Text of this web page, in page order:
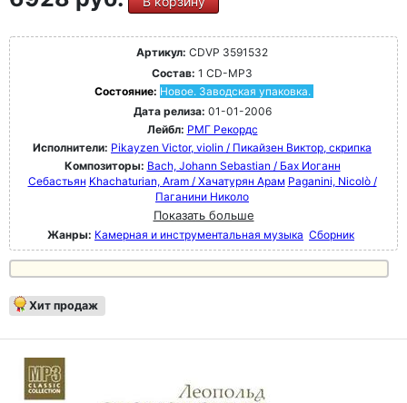
Артикул: CDVP 3591532
Состав: 1 CD-MP3
Состояние: Новое. Заводская упаковка.
Дата релиза: 01-01-2006
Лейбл: РМГ Рекордс
Исполнители: Pikayzen Victor, violin / Пикайзен Виктор, скрипка
Композиторы: Bach, Johann Sebastian / Бах Иоганн
Себастьян Khachaturian, Aram / Хачатурян Арам Paganini, Nicolò /
Паганини Николо
Показать больше
Жанры: Камерная и инструментальная музыка Сборник
Хит продаж